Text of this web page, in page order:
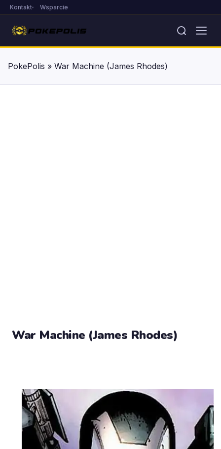
Kontakt Wsparcie
PokePolis » War Machine (James Rhodes)
War Machine (James Rhodes)